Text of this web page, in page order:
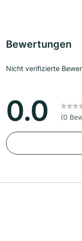
Bewertungen
Nicht verifizierte
0.0 (0